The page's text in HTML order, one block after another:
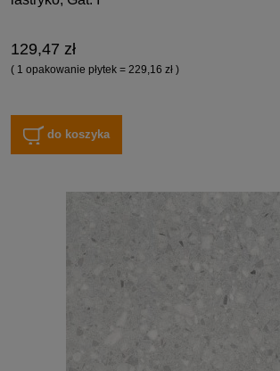
129,47 zł
( 1 opakowanie płytek = 229,16 zł )
do koszyka